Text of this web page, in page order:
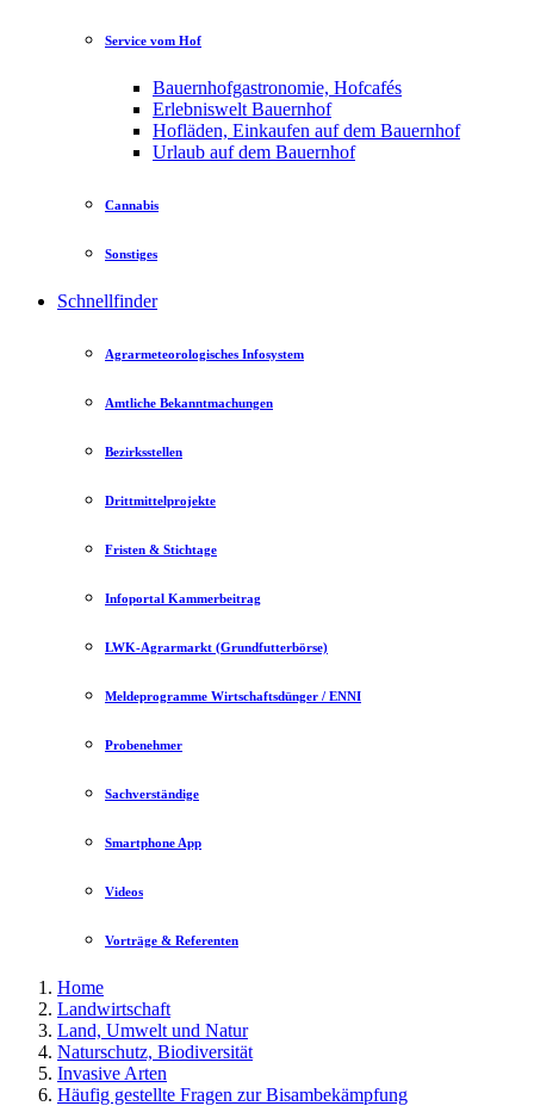
Service vom Hof
Bauernhofgastronomie, Hofcafés
Erlebniswelt Bauernhof
Hofläden, Einkaufen auf dem Bauernhof
Urlaub auf dem Bauernhof
Cannabis
Sonstiges
Schnellfinder
Agrarmeteorologisches Infosystem
Amtliche Bekanntmachungen
Bezirksstellen
Drittmittelprojekte
Fristen & Stichtage
Infoportal Kammerbeitrag
LWK-Agrarmarkt (Grundfutterbörse)
Meldeprogramme Wirtschaftsdünger / ENNI
Probenehmer
Sachverständige
Smartphone App
Videos
Vorträge & Referenten
Home
Landwirtschaft
Land, Umwelt und Natur
Naturschutz, Biodiversität
Invasive Arten
Häufig gestellte Fragen zur Bisambekämpfung